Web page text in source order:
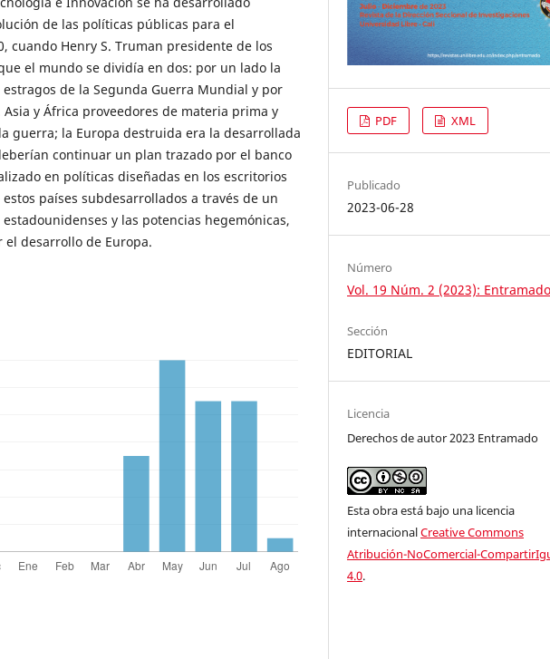
de las políticas públicas para el
cuando Henry S. Truman presidente de los
el mundo se dividía en dos: por un lado la
de la Segunda Guerra Mundial y por
y África proveedores de materia prima y
guerra; la Europa destruida era la desarrollada
continuar un plan trazado por el banco
en políticas diseñadas en los escritorios
países subdesarrollados a través de un
y las potencias hegemónicas,
desarrollo de Europa.
PDF XML
Publicado
2023-06-28
Número
Vol. 19 Núm. 2 (2023):
Sección
EDITORIAL
Licencia
Derechos de autor 2023 Entramado
Esta obra está bajo una licencia
internacionalCreative Commons
Atribución-NoComercial-
4.0.